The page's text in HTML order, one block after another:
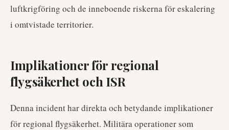
luftkrigföring och de inneboende riskerna för eskalering
i omtvistade territorier.
Implikationer för regional
flygsäkerhet och ISR
Denna incident har direkta och betydande implikationer
för regional flygsäkerhet. Militära operationer som